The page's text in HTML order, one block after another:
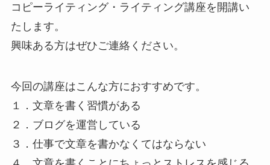
コピーライティング・ライティング講座を開講い
たします。
興味ある方はぜひご連絡ください。
今回の講座はこんな方におすすめです。
１．文章を書く習慣がある
２．ブログを運営している
３．仕事で文章を書かなくてはならない